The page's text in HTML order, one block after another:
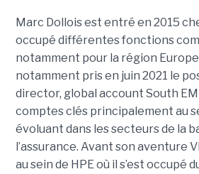
Marc Dollois est entré en 2015
occupé différentes fonctions
notamment pour la région Europe
notamment pris en juin 2021 le
director, global account South
comptes clés principalement au
évoluant dans les secteurs de la
l’assurance. Avant son aventure
au sein de HPE où il s’est occupé